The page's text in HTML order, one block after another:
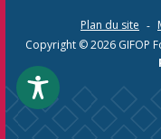
Plan du site
Copyright © 2026 GIFOP